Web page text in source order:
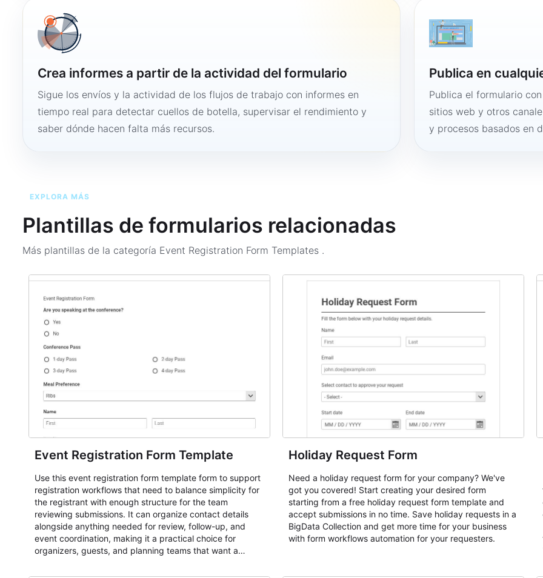
Crea informes a partir de la actividad del formulario
Sigue los envíos y la actividad de los flujos de trabajo con informes en
tiempo real para detectar cuellos de botella, supervisar el rendimiento y
saber dónde hacen falta más recursos.
Publica en
Publica el formulario
sitios web y otros
y procesos basados en
EXPLORA MÁS
Plantillas de formularios relacionadas
Más plantillas de la categoría Event Registration Form Templates .
Event Registration Form Template
Use this event registration form template form to support
registration workflows that need to balance simplicity for
the registrant with enough structure for the team
reviewing submissions. It can organize contact details
alongside anything needed for review, follow-up, and
event coordination, making it a practical choice for
organizers, guests, and planning teams that want a
and participant management. The form is suitable for
Holiday Request Form
Need a holiday request form for your company? We've
got you covered! Start creating your desired form
starting from a free holiday request form template and
accept submissions in no time. Save holiday requests in a
BigData Collection and get more time for your business
with form workflows automation for your requesters.